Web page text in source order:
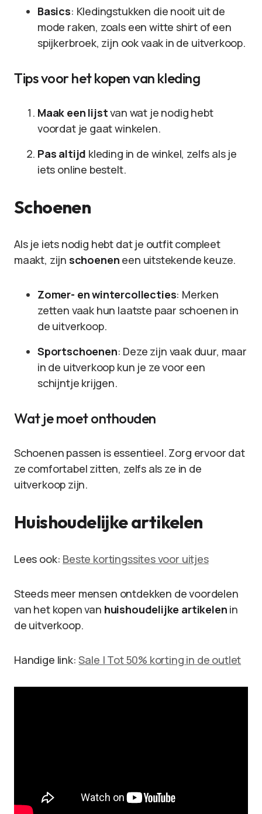
Basics: Kledingstukken die nooit uit de
mode raken, zoals een witte shirt of een
spijkerbroek, zijn ook vaak in de uitverkoop.
Tips voor het kopen van kleding
Maak een lijstvan wat je nodig hebt
voordat je gaat winkelen.
Pas altijd kleding in de winkel, zelfs als je
iets online bestelt.
Schoenen
Als je iets nodig hebt dat je outfit compleet
maakt, zijn schoenen een uitstekende keuze.
Zomer- en wintercollecties: Merken
zetten vaak hun laatste paar schoenen in
de uitverkoop.
Sportschoenen: Deze zijn vaak duur, maar
in de uitverkoop kun je ze voor een
schijntje krijgen.
Wat je moet onthouden
Schoenen passen is essentieel. Zorg ervoor dat
ze comfortabel zitten, zelfs als ze in de
uitverkoop zijn.
Huishoudelijke artikelen
Lees ook: Beste kortingssites voor uitjes
Steeds meer mensen ontdekken de voordelen
van het kopen van huishoudelijke artikelen in
de uitverkoop.
Handige link:Sale | Tot 50% korting in de outlet